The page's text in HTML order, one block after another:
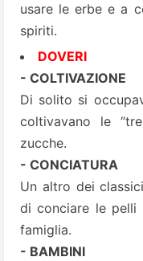
usare le erbe e a
spiriti.
DOVERI
- COLTIVAZIONE
Di solito si
coltivavano le
zucche.
- CONCIATURA
Un altro dei
di conciare le
famiglia.
- BAMBINI